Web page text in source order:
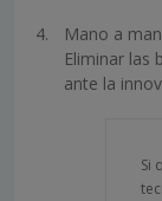
Mano a
Eliminar las
ante la
Si